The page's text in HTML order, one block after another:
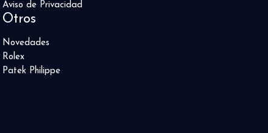
Aviso de Privacidad
Otros
Novedades
Rolex
Patek Philippe